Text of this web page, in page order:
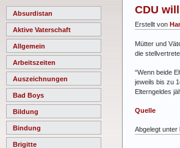
Absurdistan
Aktive Vaterschaft
Allgemein
Arbeitszeiten
Auszeichnungen
Bad Boys
Bildung
Bindung
Brigitte
CDU
Erstellt von
Mütter und
die
“Wenn beide
jeweils bis zu
Elterngeldes
Quelle
Abgelegt unter